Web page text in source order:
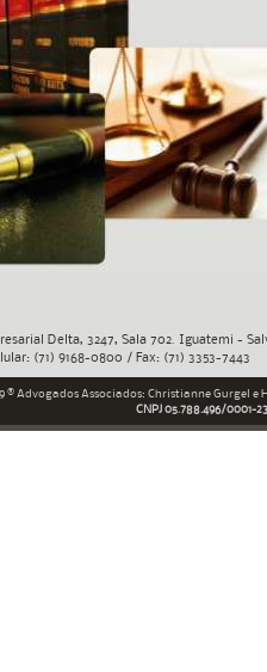
Delta, 3247, Sala 702. Iguatemi -
(71) 9168-0800 / Fax: (71) 3353-7443
® Advogados Associados: Christianne Gurgel e
CNPJ 05.788.496/0001-23